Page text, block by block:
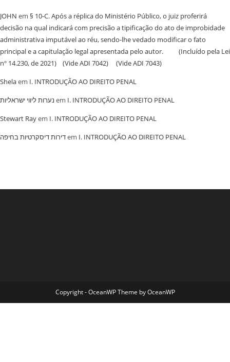
JOHN em § 10-C. Após a réplica do Ministério Público, o juiz proferirá
decisão na qual indicará com precisão a tipificação do ato de improbidade
administrativa imputável ao réu, sendo-lhe vedado modificar o fato
principal e a capitulação legal apresentada pelo autor. (Incluído pela Lei
nº 14.230, de 2021) (Vide ADI 7042) (Vide ADI 7043)
Shelaem I. INTRODUÇÃO AO DIREITO PENAL
נערות ליווי ישראליות em I. INTRODUÇÃO AO DIREITO PENAL
Stewart Rayem I. INTRODUÇÃO AO DIREITO PENAL
‏דירות דיסקרטיות בחיפהem I. INTRODUÇÃO AO DIREITO PENAL
Copyright - OceanWP Theme by OceanWP